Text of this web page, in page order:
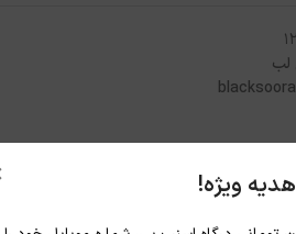
لب
هدیه ویژه!